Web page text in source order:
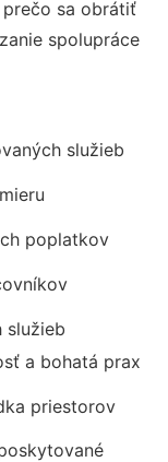
sa obrátiť
spolupráce
služieb
poplatkov
služieb
a bohatá prax
priestorov